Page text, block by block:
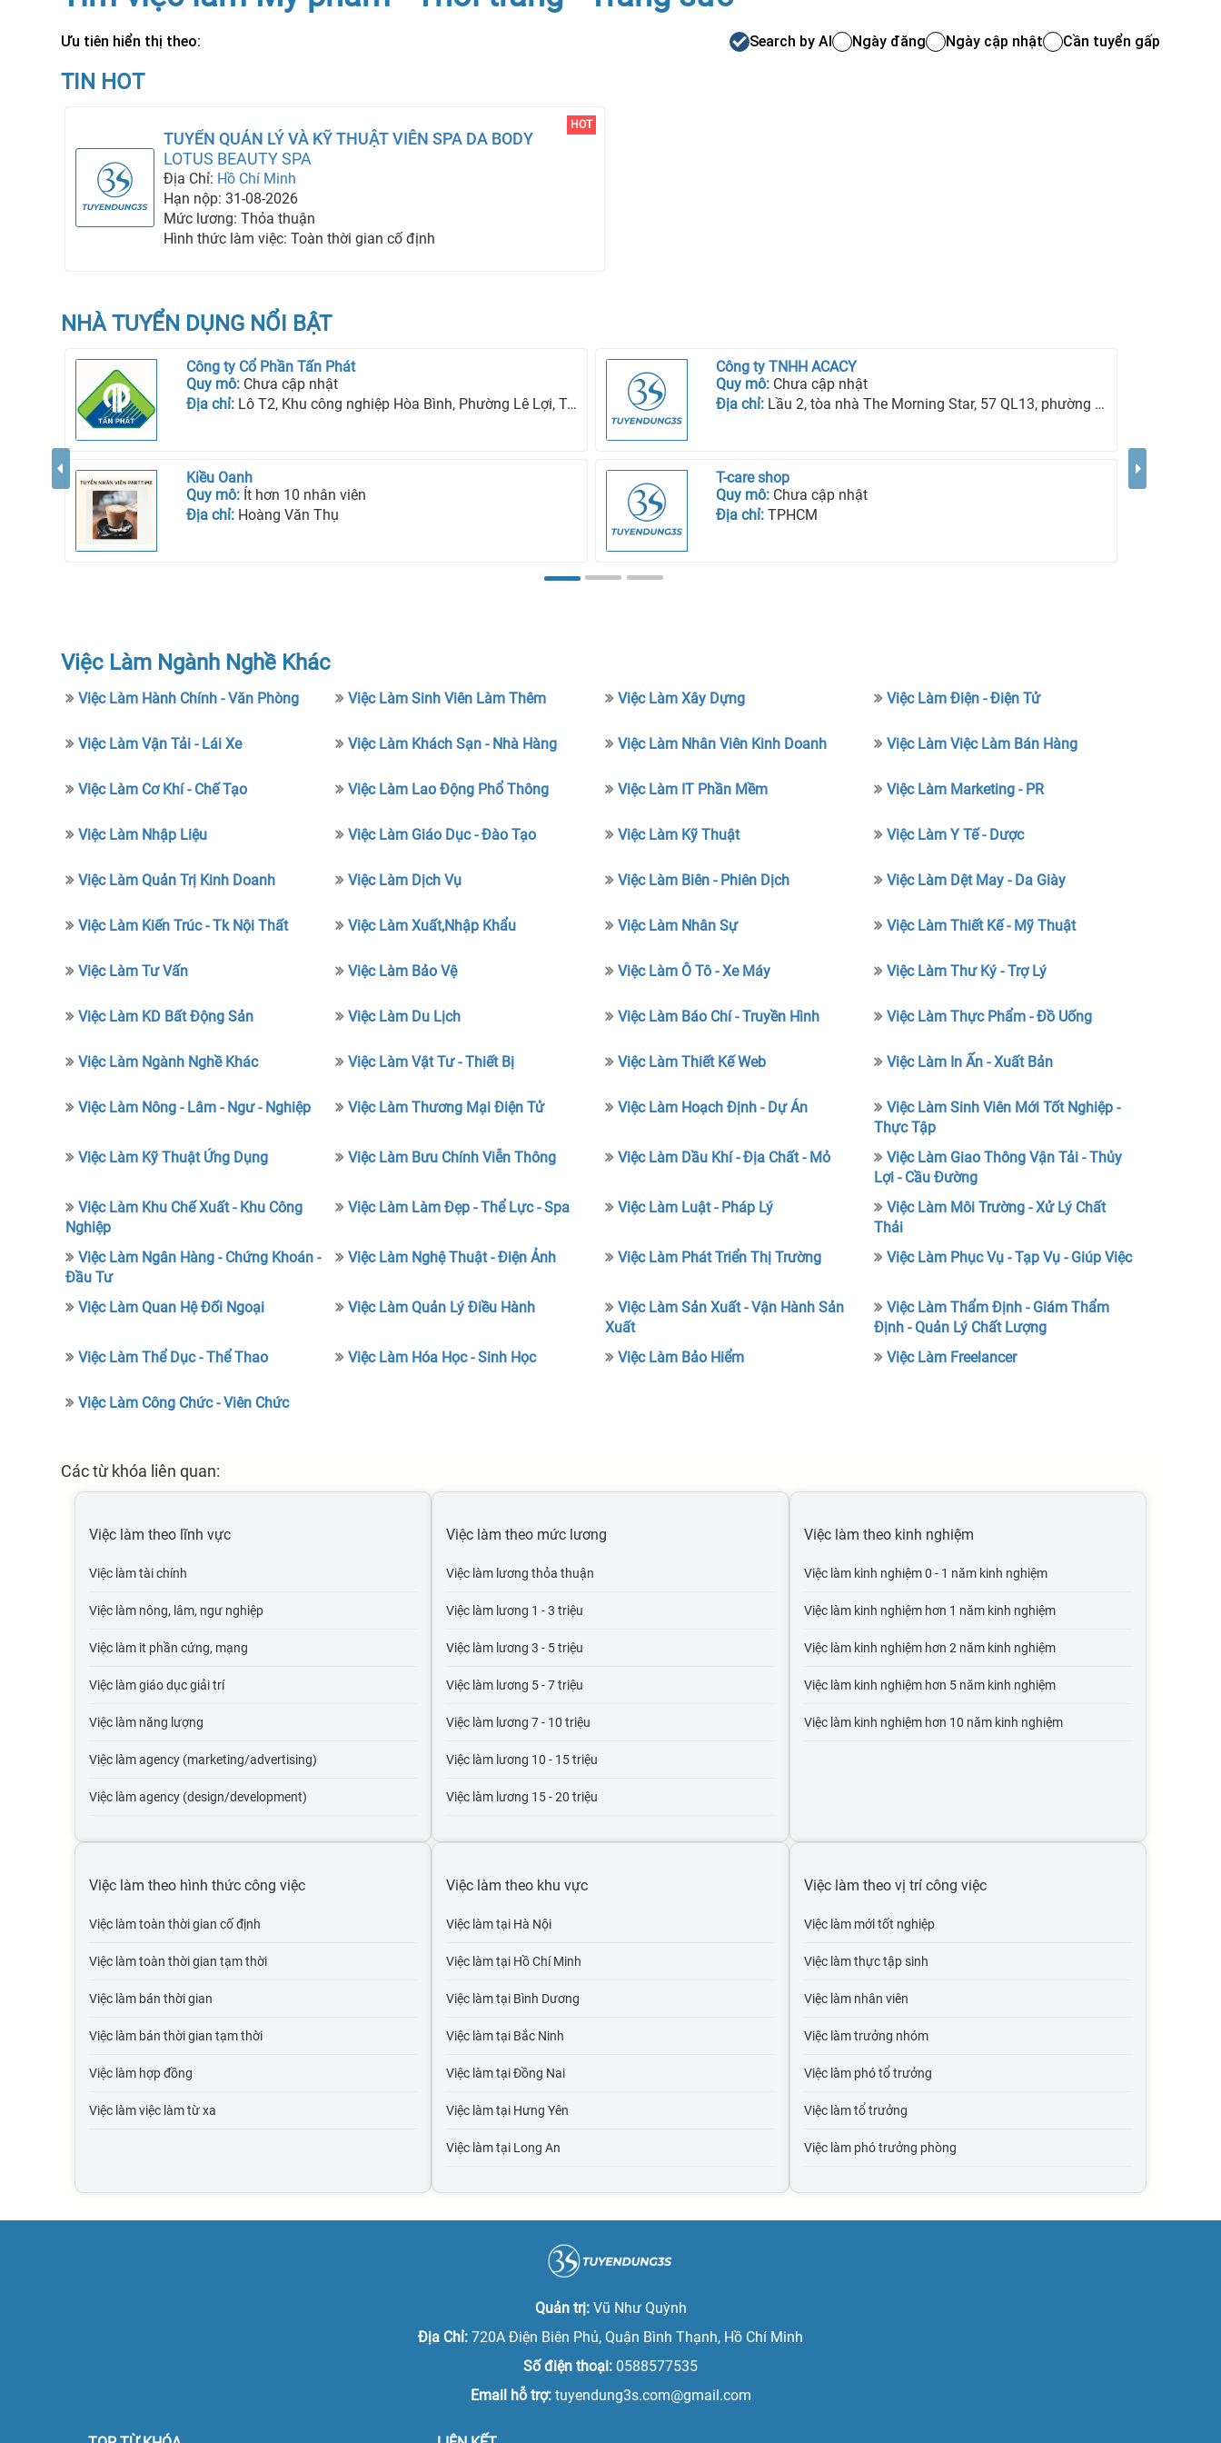
Ưu tiên hiển thị theo: Search by AI Ngày đăng Ngày cập nhật Cần tuyển gấp
TIN HOT
TUYỂN QUẢN LÝ VÀ KỸ THUẬT VIÊN SPA DA BODY
LOTUS BEAUTY SPA
Địa Chỉ: Hồ Chí Minh
Hạn nộp: 31-08-2026
Mức lương: Thỏa thuận
Hình thức làm việc: Toàn thời gian cố định
HOT
NHÀ TUYỂN DỤNG NỔI BẬT
Công ty Cổ Phần Tấn Phát
Quy mô: Chưa cập nhật
Địa chỉ: Lô T2, Khu công nghiệp Hòa Bình, Phường Lê Lợi, Tp Kon Tum, Tỉnh Kon Tum
Công ty TNHH ACACY
Quy mô: Chưa cập nhật
Địa chỉ: Lầu 2, tòa nhà The Morning Star, 57 QL13, phường 26, quận Bình Thạnh, TP Hồ Chí Minh.
Kiều Oanh
Quy mô: Ít hơn 10 nhân viên
Địa chỉ: Hoàng Văn Thụ
T-care shop
Quy mô: Chưa cập nhật
Địa chỉ: TPHCM
Việc Làm Ngành Nghề Khác
Việc Làm Hành Chính - Văn Phòng Việc Làm Sinh Viên Làm Thêm Việc Làm Xây Dựng Việc Làm Điện - Điện Tử
Việc Làm Vận Tải - Lái Xe Việc Làm Khách Sạn - Nhà Hàng Việc Làm Nhân Viên Kinh Doanh Việc Làm Việc Làm Bán Hàng
Việc Làm Cơ Khí - Chế Tạo Việc Làm Lao Động Phổ Thông Việc Làm IT Phần Mềm Việc Làm Marketing - PR
Việc Làm Nhập Liệu Việc Làm Giáo Dục - Đào Tạo Việc Làm Kỹ Thuật Việc Làm Y Tế - Dược
Việc Làm Quản Trị Kinh Doanh Việc Làm Dịch Vụ Việc Làm Biên - Phiên Dịch Việc Làm Dệt May - Da Giày
Việc Làm Kiến Trúc - Tk Nội Thất Việc Làm Xuất,nhập Khẩu Việc Làm Nhân Sự Việc Làm Thiết Kế - Mỹ Thuật
Việc Làm Tư Vấn Việc Làm Bảo Vệ Việc Làm Ô Tô - Xe Máy Việc Làm Thư Ký - Trợ Lý
Việc Làm KD Bất Động Sản Việc Làm Du Lịch Việc Làm Báo Chí - Truyền Hình Việc Làm Thực Phẩm - Đồ Uống
Việc Làm Ngành Nghề Khác Việc Làm Vật Tư - Thiết Bị Việc Làm Thiết Kế Web Việc Làm In Ấn - Xuất Bản
Việc Làm Nông - Lâm - Ngư - Nghiệp Việc Làm Thương Mại Điện Tử Việc Làm Hoạch Định - Dự Án
Việc Làm Sinh Viên Mới Tốt Nghiệp -
Thực Tập
Việc Làm Kỹ Thuật Ứng Dụng
Việc Làm Bưu Chính Viễn Thông Việc Làm Dầu Khí - Địa Chất - Mỏ
Việc Làm Giao Thông Vận Tải - Thủy
Lợi - Cầu Đường
Việc Làm Khu Chế Xuất - Khu Công
Nghiệp
Việc Làm Làm Đẹp - Thể Lực - Spa Việc Làm Luật - Pháp Lý
Việc Làm Môi Trường - Xử Lý Chất
Thải
Việc Làm Ngân Hàng - Chứng Khoán -
Đầu Tư
Việc Làm Nghệ Thuật - Điện Ảnh Việc Làm Phát Triển Thị Trường Việc Làm Phục Vụ - Tạp Vụ - Giúp Việc
Việc Làm Quan Hệ Đối Ngoại Việc Làm Quản Lý Điều Hành
Việc Làm Sản Xuất - Vận Hành Sản
Xuất
Việc Làm Thẩm Định - Giám Thẩm
Định - Quản Lý Chất Lượng
Việc Làm Thể Dục - Thể Thao
Việc Làm Hóa Học - Sinh Học Việc Làm Bảo Hiểm Việc Làm Freelancer
Việc Làm Công Chức - Viên Chức
Các từ khóa liên quan:
Việc làm theo lĩnh vực
Việc làm tài chính
Việc làm nông, lâm, ngư nghiệp
Việc làm it phần cứng, mạng
Việc làm giáo dục giải trí
Việc làm năng lượng
Việc làm agency (marketing/advertising)
Việc làm agency (design/development)
Việc làm xuất nhập khẩu
Việc làm theo mức lương
Việc làm lương thỏa thuận
Việc làm lương 1 - 3 triệu
Việc làm lương 3 - 5 triệu
Việc làm lương 5 - 7 triệu
Việc làm lương 7 - 10 triệu
Việc làm lương 10 - 15 triệu
Việc làm lương 15 - 20 triệu
Việc làm theo kinh nghiệm
Việc làm kinh nghiệm 0 - 1 năm kinh nghiệm
Việc làm kinh nghiệm hơn 1 năm kinh nghiệm
Việc làm kinh nghiệm hơn 2 năm kinh nghiệm
Việc làm kinh nghiệm hơn 5 năm kinh nghiệm
Việc làm kinh nghiệm hơn 10 năm kinh nghiệm
Việc làm theo hình thức công việc
Việc làm toàn thời gian cố định
Việc làm toàn thời gian tạm thời
Việc làm bán thời gian
Việc làm bán thời gian tạm thời
Việc làm hợp đồng
Việc làm việc làm từ xa
Việc làm theo khu vực
Việc làm tại Hà Nội
Việc làm tại Hồ Chí Minh
Việc làm tại Bình Dương
Việc làm tại Bắc Ninh
Việc làm tại Đồng Nai
Việc làm tại Hưng Yên
Việc làm tại Long An
Việc làm tại Hải Phòng
Việc làm tại Bắc Giang
Việc làm tại Cao Bằng
Việc làm tại Điện Biên
Việc làm theo vị trí công việc
Việc làm mới tốt nghiệp
Việc làm thực tập sinh
Việc làm nhân viên
Việc làm trưởng nhóm
Việc làm phó tổ trưởng
Việc làm tổ trưởng
Việc làm phó trưởng phòng
Việc làm phó giám đốc
Quản trị: Vũ Như Quỳnh
Địa Chỉ: 720A Điện Biên Phủ, Quận Bình Thạnh, Hồ Chí Minh
Số điện thoại: 0588577535
Email hỗ trợ: tuyendung3s.com@gmail.com